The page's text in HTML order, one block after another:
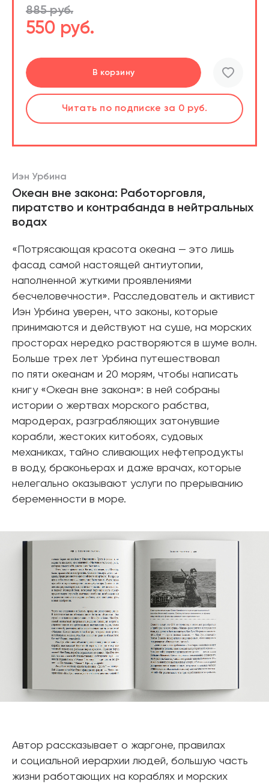
885 руб.
550 руб.
В корзину
В корзине
Читать по подписке за 0 руб.
Перейти
Читать по подписке за 0 руб.
Перейти
Слушатьпо подпискеза 0 руб.
Подробнее
Читать по подписке за 0 руб.
Иэн Урбина
Океан вне закона: Работорговля,
пиратство и контрабанда в нейтральных
водах
«Потрясающая красота океана — это лишь
фасад самой настоящей антиутопии,
наполненной жуткими проявлениями
бесчеловечности». Расследователь и активист
Иэн Урбина уверен, что законы, которые
принимаются и действуют на суше, на морских
просторах нередко растворяются в шуме волн.
Больше трех лет Урбина путешествовал
по пяти океанам и 20 морям, чтобы написать
книгу «Океан вне закона»: в ней собраны
истории о жертвах морского рабства,
мародерах, разграбляющих затонувшие
корабли, жестоких китобоях, судовых
механиках, тайно сливающих нефтепродукты
в воду, браконьерах и даже врачах, которые
нелегально оказывают услуги по прерыванию
беременности в море.
Автор рассказывает о жаргоне, правилах
и социальной иерархии людей, большую часть
жизни работающих на кораблях и морских